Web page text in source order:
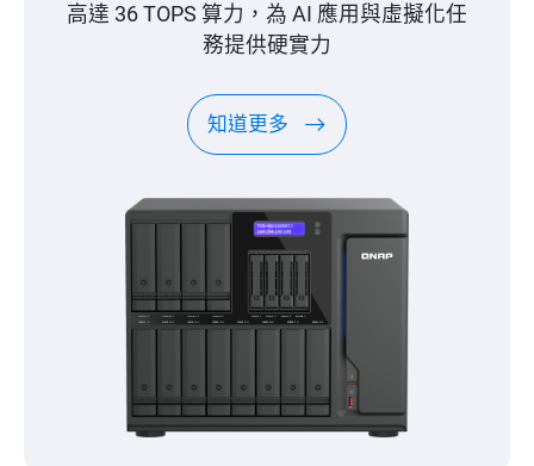
高達 36 TOPS 算力，為 AI 應用與虛擬化任
務提供硬實力
知道更多